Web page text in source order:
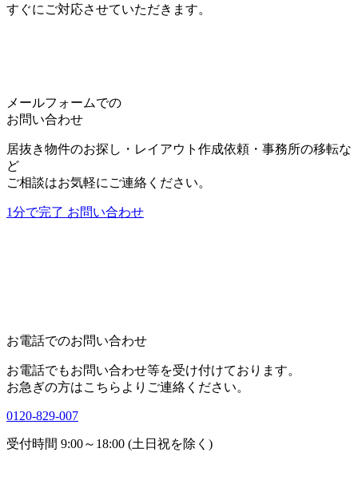
すぐにご対応させていただきます。
メールフォームでの
お問い合わせ
居抜き物件のお探し・レイアウト作成依頼・事務所の移転な
ど
ご相談はお気軽にご連絡ください。
1分で完了 お問い合わせ
お電話でのお問い合わせ
お電話でもお問い合わせ等を受け付けております。
お急ぎの方はこちらよりご連絡ください。
0120-829-007
受付時間 9:00～18:00 (土日祝を除く)